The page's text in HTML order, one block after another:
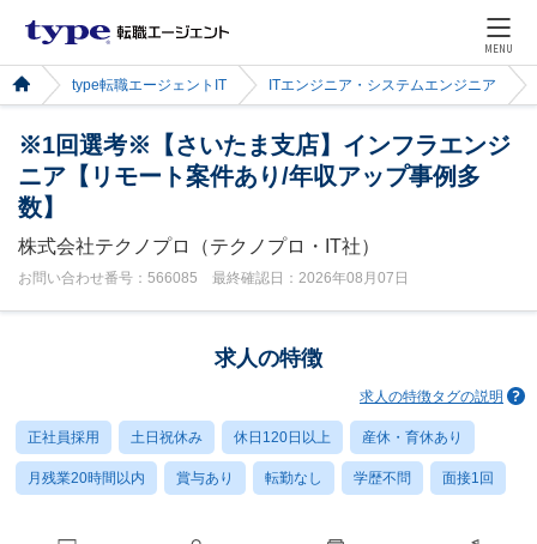
MENU
type転職エージェントIT ITエンジニア・システムエンジニア
※1回選考※【さいたま支店】インフラエンジ
ニア【リモート案件あり/年収アップ事例多
数】
株式会社テクノプロ（テクノプロ・IT社）
お問い合わせ番号：566085 最終確認日：2026年08月07日
求人の特徴
求人の特徴タグの説明
正社員採用 土日祝休み 休日120日以上 産休・育休あり
月残業20時間以内 賞与あり 転勤なし 学歴不問 面接1回